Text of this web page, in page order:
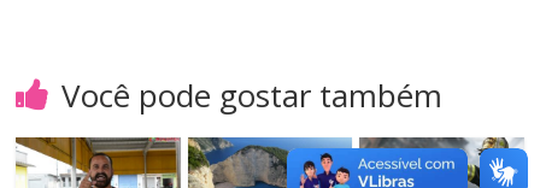
Você pode gostar também